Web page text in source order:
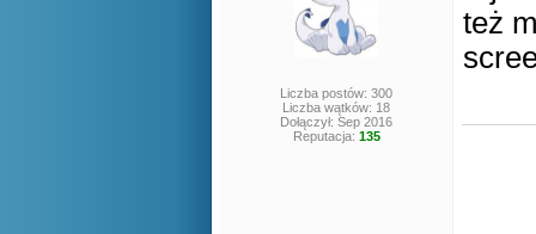
Liczba postów: 300
Liczba wątków: 18
Dołączył: Sep 2016
Reputacja: 135
też